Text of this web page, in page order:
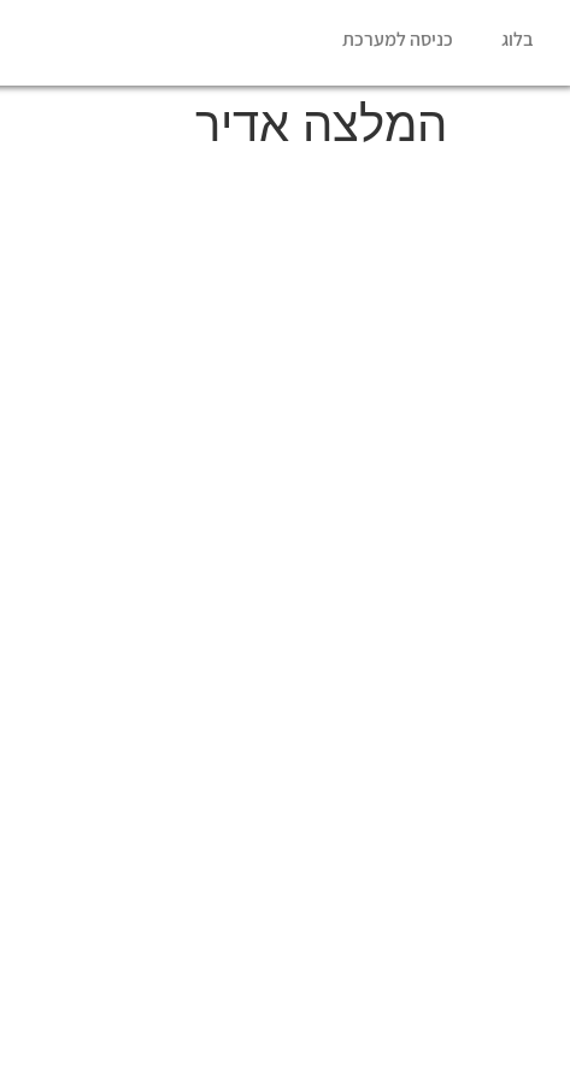
בלוג כניסה למערכת
המלצה אדיר